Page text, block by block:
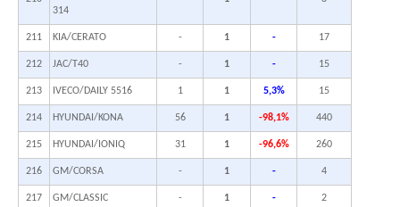
314
211 KIA/CERATO - 1 - 17
212 JAC/T40 - 1 - 15
213 IVECO/DAILY 5516 1 1 5,3% 15
214 HYUNDAI/KONA 56 1 -98,1% 440
215 HYUNDAI/IONIQ 31 1 -96,6% 260
216 GM/CORSA - 1 - 4
217 GM/CLASSIC - 1 - 2